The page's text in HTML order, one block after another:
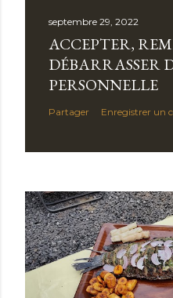
septembre 29, 2022
ACCEPTER,
DÉBARRASSER
PERSONNELLE
Partager Enregistrer un